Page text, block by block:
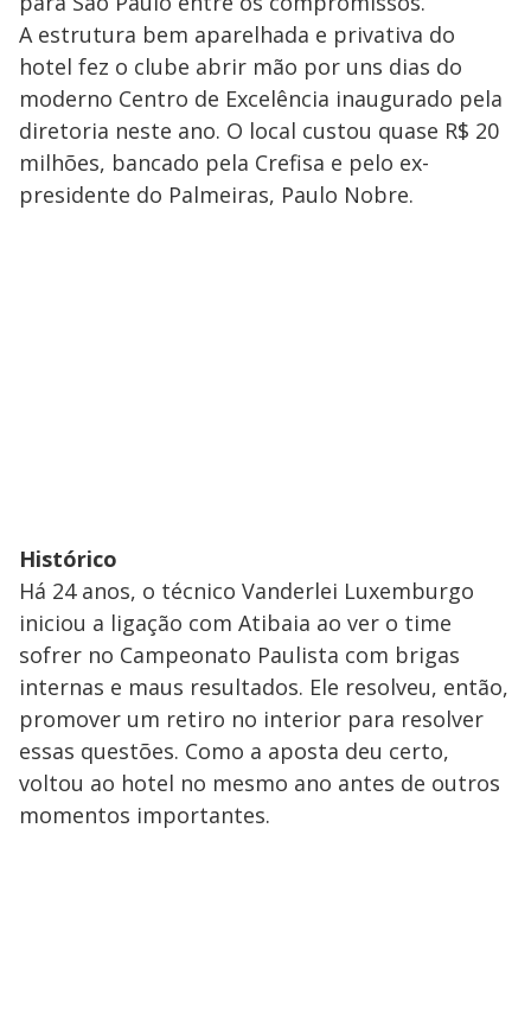
A estrutura bem aparelhada e privativa do
hotel fez o clube abrir mão por uns dias do
moderno Centro de Excelência inaugurado pela
diretoria neste ano. O local custou quase R$ 20
milhões, bancado pela Crefisa e pelo ex-
presidente do Palmeiras, Paulo Nobre.
Histórico
Há 24 anos, o técnico Vanderlei Luxemburgo
iniciou a ligação com Atibaia ao ver o time
sofrer no Campeonato Paulista com brigas
internas e maus resultados. Ele resolveu, então,
promover um retiro no interior para resolver
essas questões. Como a aposta deu certo,
voltou ao hotel no mesmo ano antes de outros
momentos importantes.